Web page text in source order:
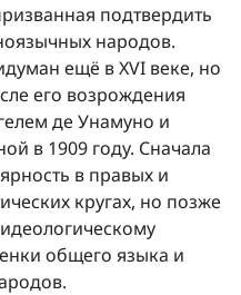
подтвердить
народов.
ещё в XVI веке, но
его возрождения
де Унамуно и
в 1909 году. Сначала
в правых и
кругах, но позже
общего языка и